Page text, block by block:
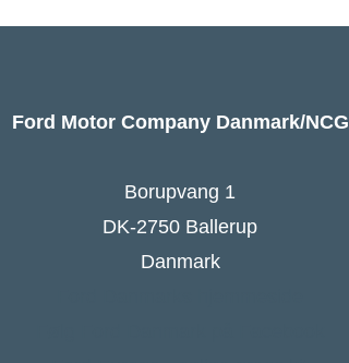
Ford Motor Company Danmark/NCG
Borupvang 1
DK-2750 Ballerup
Danmark